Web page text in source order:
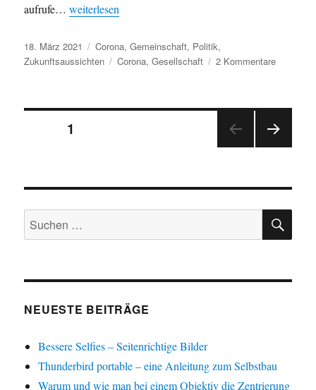
aufrufe…„Die dritte Welle“
weiterlesen
Veröffentlicht
am
18. März 2021 Kategorien
Corona,Gemeinschaft, Politik,
Zukunftsaussichten
Schlagwörter
Corona,Gesellschaft 2 Kommentarezu
Welle
Seitennummerierung
Beiträge
1
E
Suchen
nach:
NEUESTE BEITRÄGE
Bessere Selfies – Seitenrichtige Bilder
Thunderbird portable – eine Anleitung zum Selbstbau
Warum und wie man bei einem Objektiv die Zentrierung